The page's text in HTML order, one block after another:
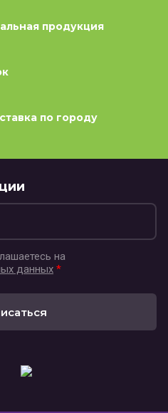
продукция
по городу
на
данных *